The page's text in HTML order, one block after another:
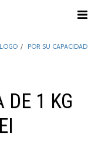
POR SU CAPACIDAD
DE 1 KG